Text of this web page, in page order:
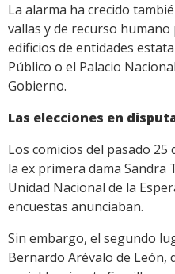
La alarma ha crecido
vallas y de recurso
edificios de entidades
Público o el Palacio
Gobierno.
Las elecciones en
Los comicios del pasado
la ex primera dama Sandra
Unidad Nacional de la
encuestas anunciaban.
Sin embargo, el segundo
Bernardo Arévalo de León,